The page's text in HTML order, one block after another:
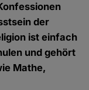
der
ist einfach
und gehört
Mathe,